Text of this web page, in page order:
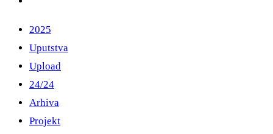
2025
Uputstva
Upload
24/24
Arhiva
Projekt